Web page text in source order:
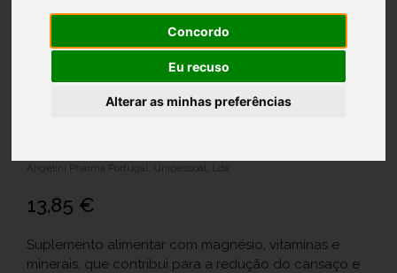
Concordo
Eu recuso
Alterar as minhas preferências
MAGNESIUM OK COMP X 30
Angelini Pharma Portugal, Unipessoal, Lda.
13,85 €
Suplemento alimentar com magnésio, vitaminas e
minerais, que contribui para a redução do cansaço e